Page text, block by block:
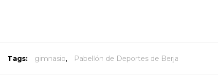
Tags: gimnasio, Pabellón de Deportes de Berja